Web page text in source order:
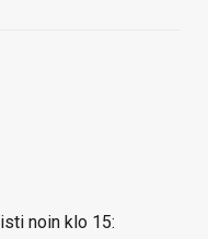
noin klo 15: